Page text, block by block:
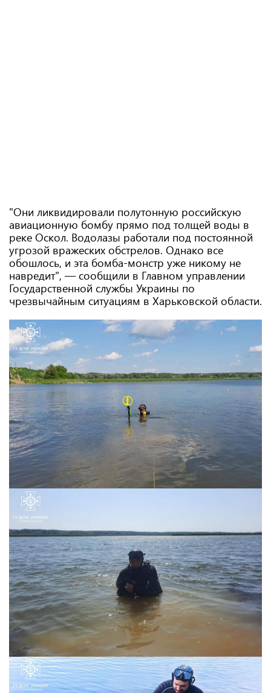
"Они ликвидировали полутонную российскую
авиационную бомбу прямо под толщей воды в
реке Оскол. Водолазы работали под постоянной
угрозой вражеских обстрелов. Однако все
обошлось, и эта бомба-монстр уже никому не
навредит", — сообщили в Главном управлении
Государственной службы Украины по
чрезвычайным ситуациям в Харьковской области.